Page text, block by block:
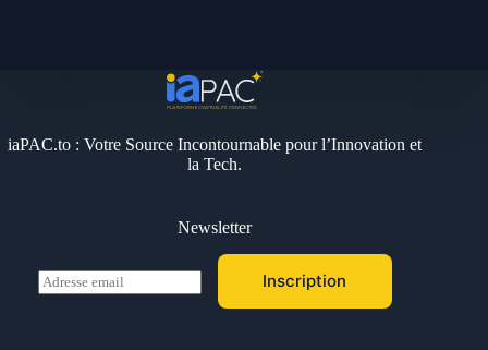
iaPAC.to : Votre Source Incontournable pour l’Innovation et
la Tech.
Newsletter
E
m
Inscription